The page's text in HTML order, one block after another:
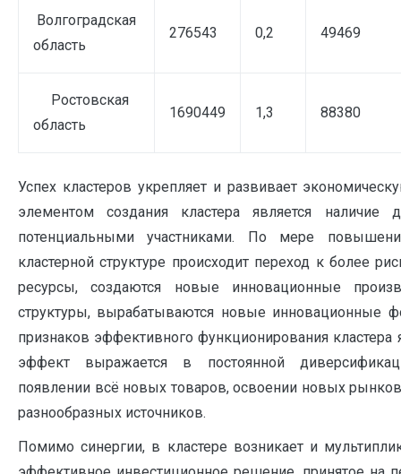
Волгоградская
область
276543 0,2 49469
Ростовская
область
1690449 1,3 88380
Успех кластеров укрепляет и развивает
элементом создания кластера является наличие
потенциальными участниками. По мере
кластерной структуре происходит переход к более
ресурсы, создаются новые инновационные
структуры, вырабатываются новые инновационные
признаков эффективного функционирования кластера
эффект выражается в постоянной
появлении всё новых товаров, освоении новых
разнообразных источников.
Помимо синергии, в кластере возникает и